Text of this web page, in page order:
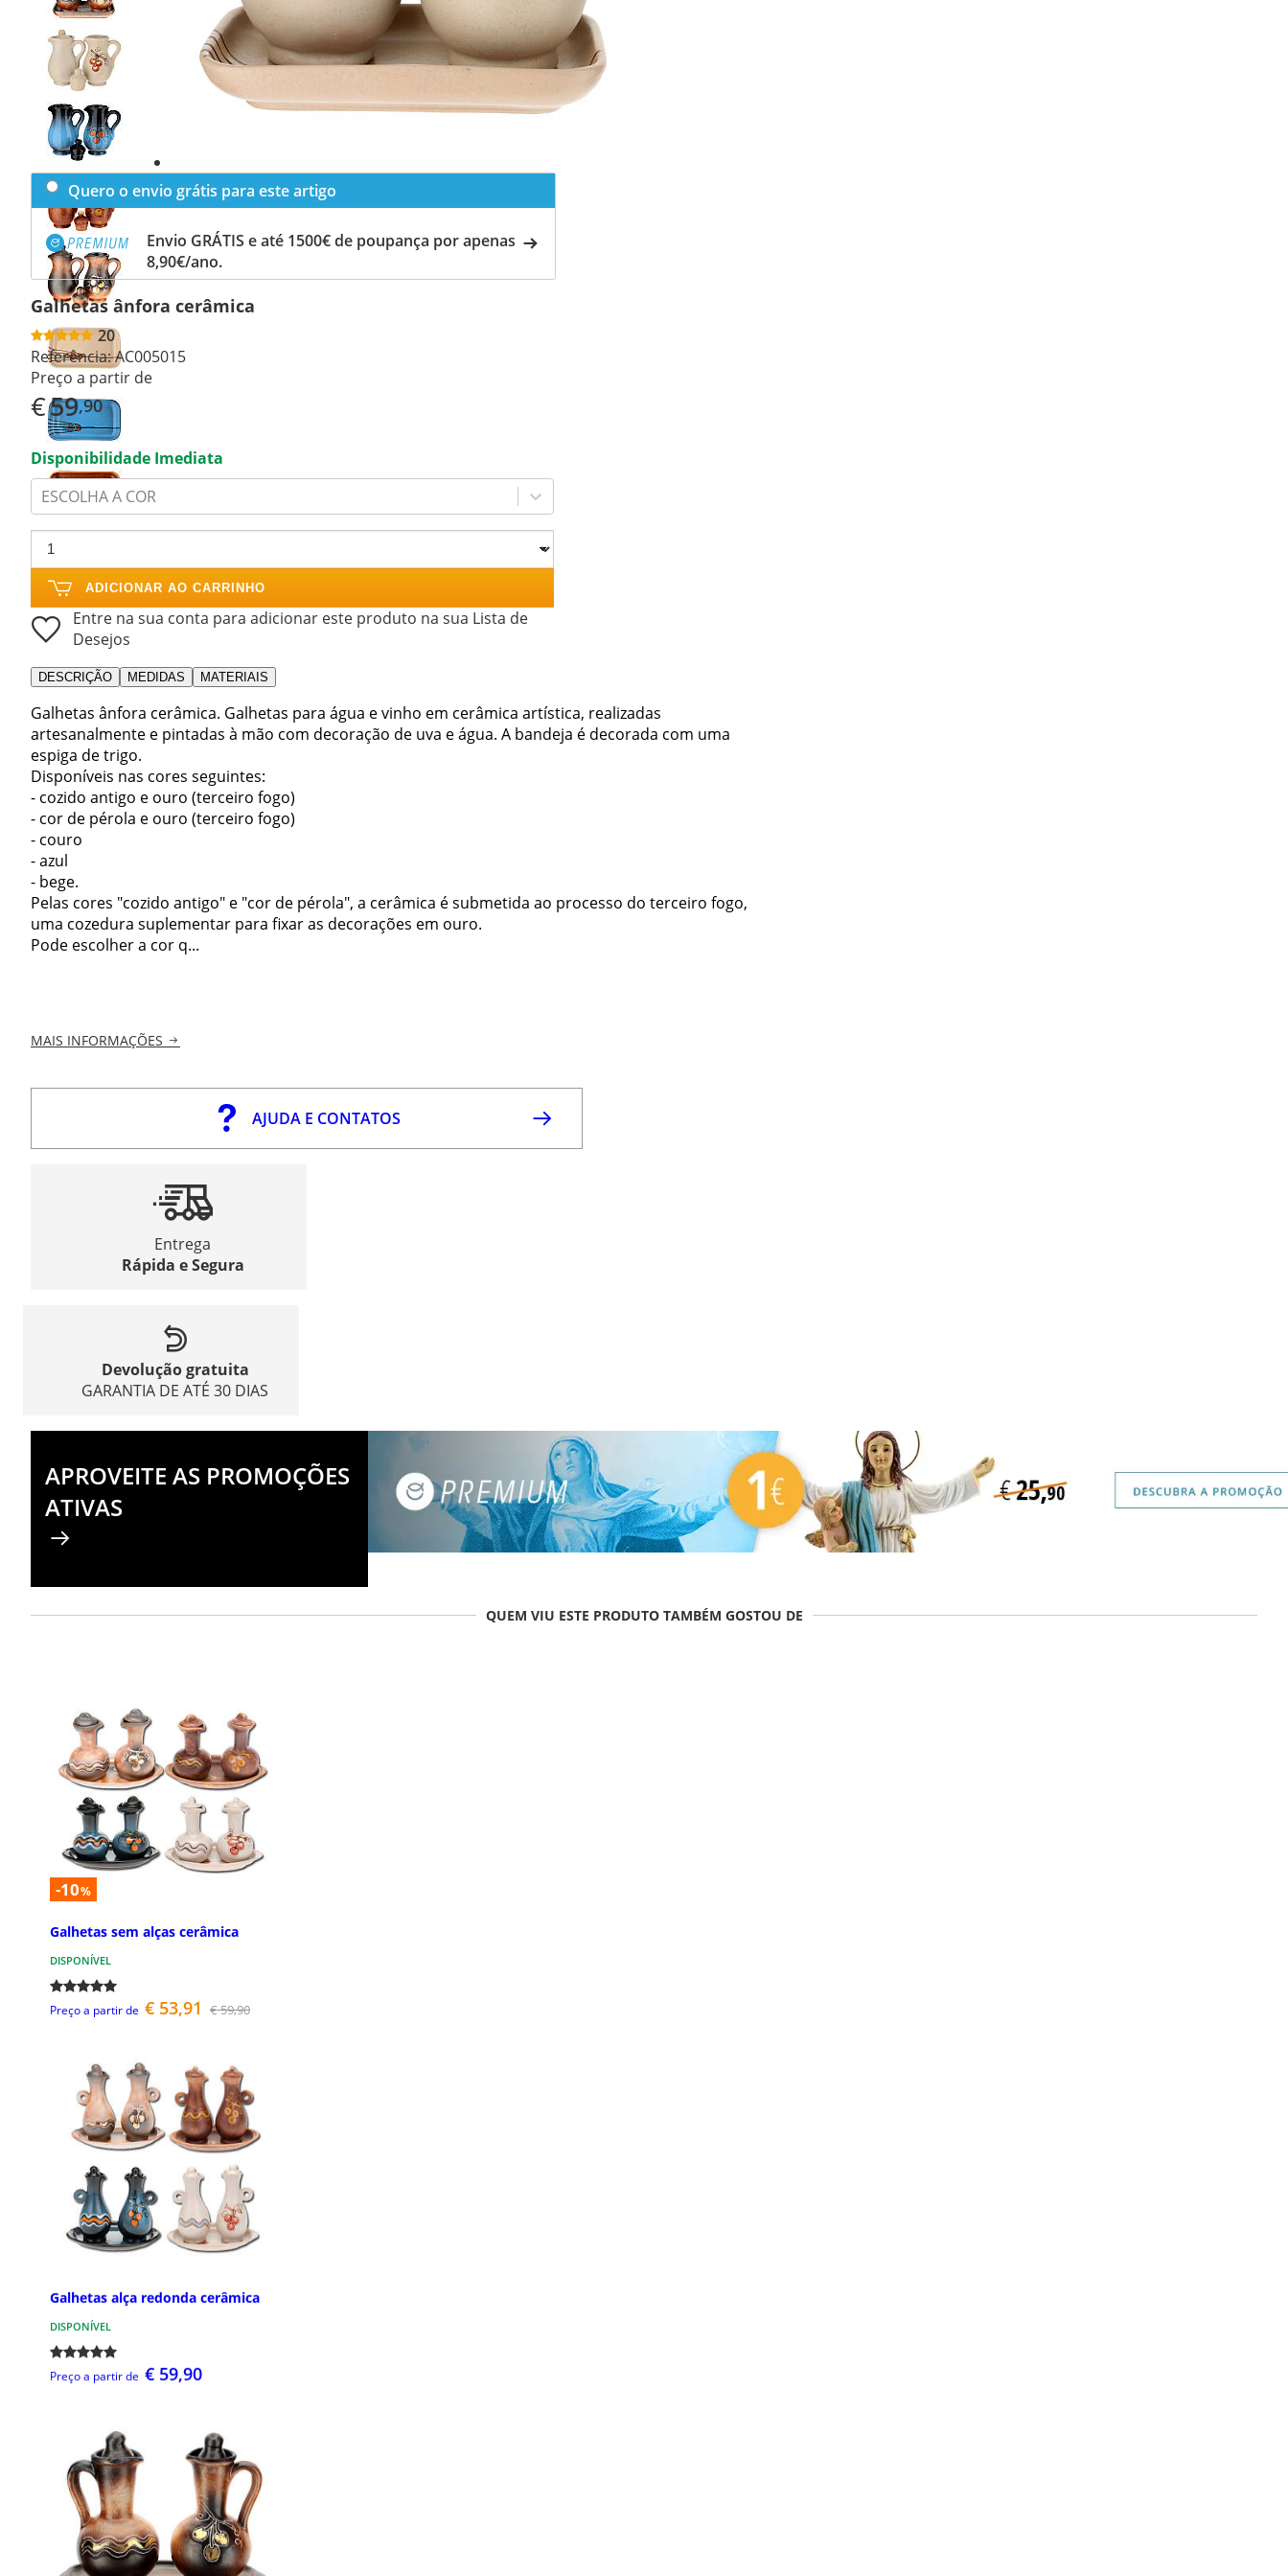
Previous
slide
Next
slide
Quero o envio grátis para este artigo
Envio GRÁTIS e até 1500€ de poupança por apenas
8,90€/ano.
Galhetas ânfora cerâmica
20
Referência:AC005015
Preço a partir de
€59,90
Disponibilidade Imediata
ESCOLHA A COR
ADICIONAR AO CARRINHO
Entre na sua conta para adicionar este produto na sua Lista de
Desejos
DESCRIÇÃO MEDIDAS MATERIAIS
Galhetas ânfora cerâmica. Galhetas para água e vinho em cerâmica artística, realizadas
artesanalmente e pintadas à mão com decoração de uva e água. A bandeja é decorada com uma
espiga de trigo.
Disponíveis nas cores seguintes:
- cozido antigo e ouro (terceiro fogo)
- cor de pérola e ouro (terceiro fogo)
- couro
- azul
- bege.
Pelas cores "cozido antigo" e "cor de pérola", a cerâmica é submetida ao processo do terceiro fogo,
uma cozedura suplementar para fixar as decorações em ouro.
Pode escolher a cor q...
MAIS INFORMAÇÕES
AJUDA E CONTATOS
Entrega
Rápida e Segura
Devolução gratuita
GARANTIA DE ATÉ 30 DIAS
APROVEITE AS PROMOÇÕES
ATIVAS
QUEM VIU ESTE PRODUTO TAMBÉM GOSTOU DE
-10%
Galhetas sem alças cerâmica
DISPONÍVEL
Preço a partir de € 53,91 € 59,90
Galhetas alça redonda cerâmica
DISPONÍVEL
Preço a partir de € 59,90